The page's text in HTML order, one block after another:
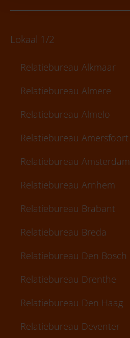
Lokaal 1/2
Relatiebureau Alkmaar
Relatiebureau Almere
Relatiebureau Almelo
Relatiebureau Amersfoort
Relatiebureau Amsterdam
Relatiebureau Arnhem
Relatiebureau Brabant
Relatiebureau Breda
Relatiebureau Den Bosch
Relatiebureau Drenthe
Relatiebureau Den Haag
Relatiebureau Deventer